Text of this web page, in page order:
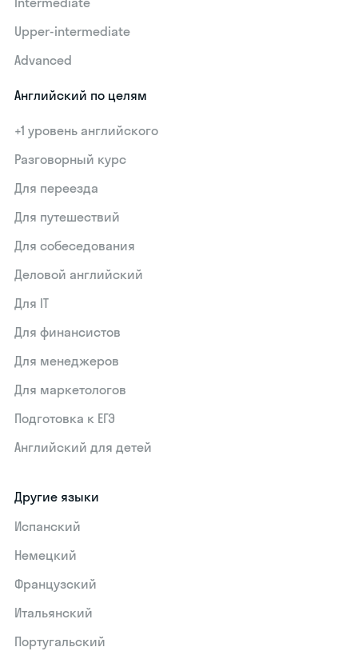
Upper-intermediate
Advanced
Английский по целям
+1 уровень английского
Разговорный курс
Для переезда
Для путешествий
Для собеседования
Деловой английский
Для IT
Для финансистов
Для менеджеров
Для маркетологов
Подготовка к ЕГЭ
Английский для детей
Другие языки
Испанский
Немецкий
Французский
Итальянский
Португальский